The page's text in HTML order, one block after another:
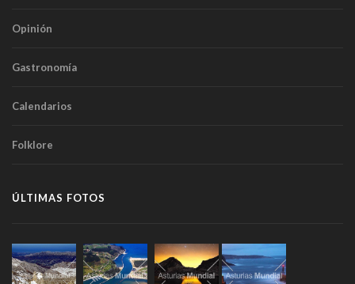
Opinión
Gastronomía
Calendarios
Folklore
ÚLTIMAS FOTOS